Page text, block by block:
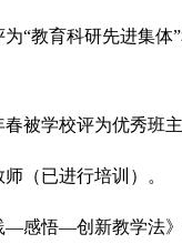
“教育科研先进集
被学校评为优秀班主
（已进行培训）。
—感悟—创新教学法》